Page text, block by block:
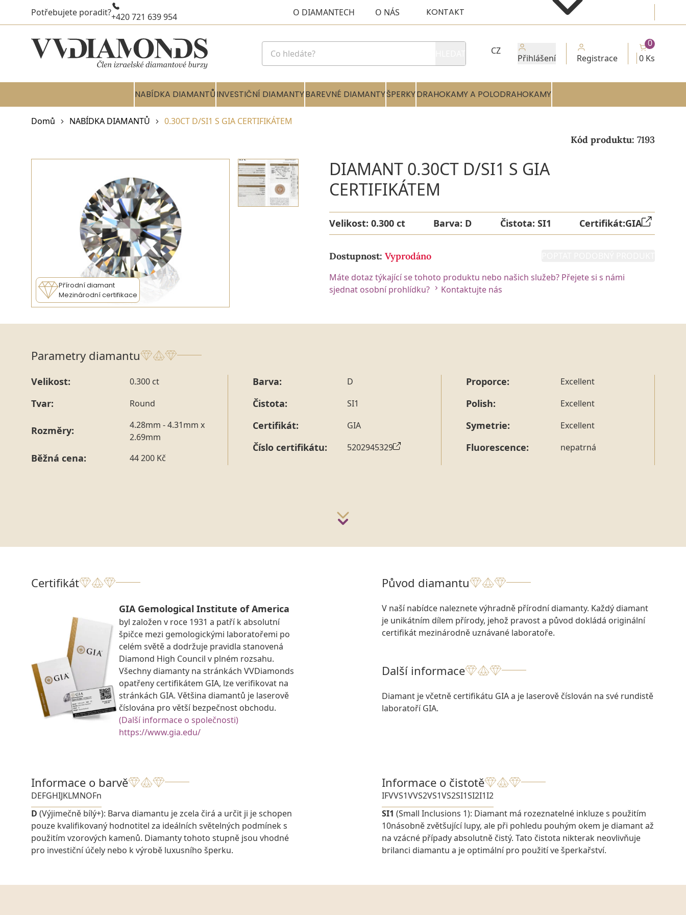
Potřebujete poradit?+420 721 639 954 O DIAMANTECH O NÁS KONTAKT
CZ
Přihlášení Registrace 0 Ks
0
NABÍDKA DIAMANTŮINVESTIČNÍ DIAMANTYBAREVNÉ DIAMANTYŠPERKYDRAHOKAMY A POLODRAHOKAMY
Domů NABÍDKA DIAMANTŮ 0.30CT D/SI1 S GIA CERTIFIKÁTEM
Kód produktu: 7193
Přírodní diamant
Mezinárodní certifikace
DIAMANT 0.30CT D/SI1 S GIA
CERTIFIKÁTEM
Velikost: 0.300 ct Barva: D Čistota: SI1 Certifikát:GIA
Dostupnost: Vyprodáno
Máte dotaz týkající se tohoto produktu nebo našich služeb? Přejete si s námi
sjednat osobní prohlídku?
Kontaktujte nás
Parametry diamantu
Velikost: 0.300 ct
Tvar: Round
Rozměry:
4.28mm - 4.31mm x
2.69mm
Běžná cena: 44 200 Kč
Barva: D
Čistota: SI1
Certifikát: GIA
Číslo certifikátu: 5202945329
Proporce: Excellent
Polish: Excellent
Symetrie: Excellent
Fluorescence: nepatrná
Certifikát
GIA Gemological Institute of America
byl založen v roce 1931 a patří k absolutní
špičce mezi gemologickými laboratořemi po
celém světě a dodržuje pravidla stanovená
Diamond High Council v plném rozsahu.
Všechny diamanty na stránkách VVDiamonds
opatřeny certifikátem GIA, lze verifikovat na
stránkách GIA. Většina diamantů je laserově
číslována pro větší bezpečnost obchodu.
(Další informace o společnosti)
https://www.gia.edu/
Původ diamantu
V naší nabídce naleznete výhradně přírodní diamanty. Každý diamant
je unikátním dílem přírody, jehož pravost a původ dokládá originální
certifikát mezinárodně uznávané laboratoře.
Další informace
Diamant je včetně certifikátu GIA a je laserově číslován na své rundistě
laboratoří GIA.
Informace o barvě
DEFGHIJKLMNOFn
D (Výjimečně bílý+): Barva diamantu je zcela čirá a určit ji je schopen
pouze kvalifikovaný hodnotitel za ideálních světelných podmínek s
použitím vzorových kamenů. Diamanty tohoto stupně jsou vhodné
pro investiční účely nebo k výrobě luxusního šperku.
Informace o čistotě
IFVVS1VVS2VS1VS2SI1SI2I1I2
SI1 (Small Inclusions 1): Diamant má rozeznatelné inkluze s použitím
10násobně zvětšující lupy, ale při pohledu pouhým okem je diamant až
na vzácné případy absolutně čistý. Tato čistota nikterak neovlivňuje
brilanci diamantu a je optimální pro použití ve šperkařství.